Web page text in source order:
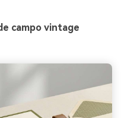
campo vintage